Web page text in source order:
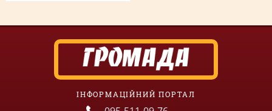
ІНФОРМАЦІЙНИЙ ПОРТАЛ